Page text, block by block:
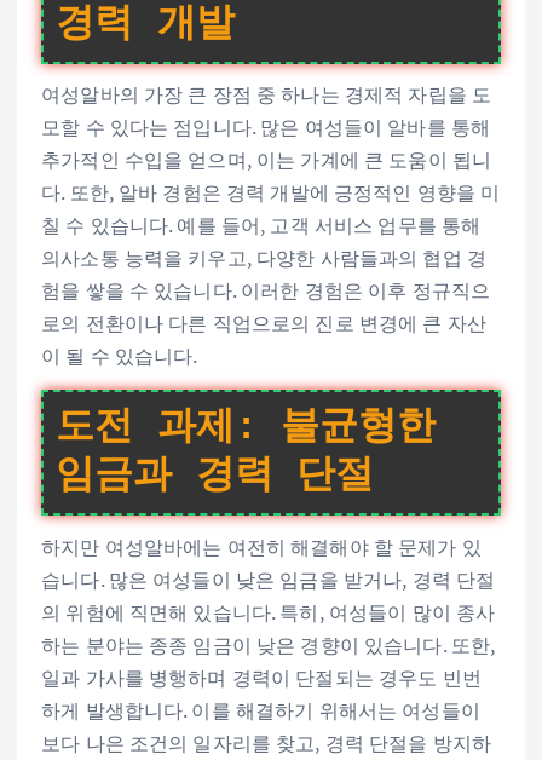
경력 개발
여성알바의 가장 큰 장점 중 하나는 경제적 자립을 도
모할 수 있다는 점입니다. 많은 여성들이 알바를 통해
추가적인 수입을 얻으며, 이는 가계에 큰 도움이 됩니
다. 또한, 알바 경험은 경력 개발에 긍정적인 영향을 미
칠 수 있습니다. 예를 들어, 고객 서비스 업무를 통해
의사소통 능력을 키우고, 다양한 사람들과의 협업 경
험을 쌓을 수 있습니다. 이러한 경험은 이후 정규직으
로의 전환이나 다른 직업으로의 진로 변경에 큰 자산
이 될 수 있습니다.
도전 과제: 불균형한
임금과 경력 단절
하지만 여성알바에는 여전히 해결해야 할 문제가 있
습니다. 많은 여성들이 낮은 임금을 받거나, 경력 단절
의 위험에 직면해 있습니다. 특히, 여성들이 많이 종사
하는 분야는 종종 임금이 낮은 경향이 있습니다. 또한,
일과 가사를 병행하며 경력이 단절되는 경우도 빈번
하게 발생합니다. 이를 해결하기 위해서는 여성들이
보다 나은 조건의 일자리를 찾고, 경력 단절을 방지하